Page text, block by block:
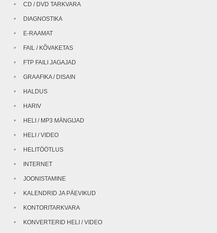
CD / DVD TARKVARA
DIAGNOSTIKA
E-RAAMAT
FAIL / KÕVAKETAS
FTP FAILI JAGAJAD
GRAAFIKA / DISAIN
HALDUS
HARIV
HELI / MP3 MÄNGIJAD
HELI / VIDEO
HELITÖÖTLUS
INTERNET
JOONISTAMINE
KALENDRID JA PÄEVIKUD
KONTORITARKVARA
KONVERTERID HELI / VIDEO